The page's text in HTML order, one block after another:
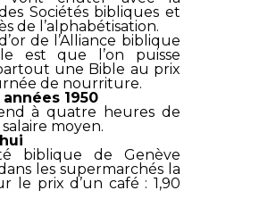
Sociétés bibliques et
de l’alphabétisation.
de l’Alliance biblique
est que l’on puisse
une Bible au prix
de nourriture.
1950
à quatre heures de
moyen.
biblique de Genève
les supermarchés la
le prix d’un café : 1,90